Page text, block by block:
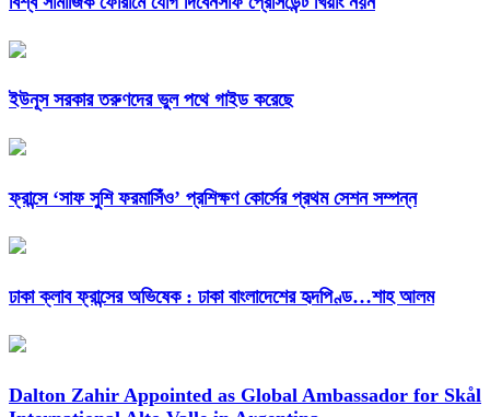
ইউনূস সরকার তরুণদের ভুল পথে গাইড করেছে
ফ্রান্সে ‘সাফ সুশি ফরমাসিঁও’ প্রশিক্ষণ কোর্সের প্রথম সেশন সম্পন্ন
ঢাকা ক্লাব ফ্রান্সের অভিষেক : ঢাকা বাংলাদেশের হৃদপিণ্ড…শাহ আলম
Dalton Zahir Appointed as Global Ambassador for Skål